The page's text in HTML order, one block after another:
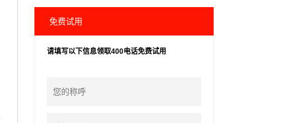
免费试用
请填写以下信息领取400电话免费试用